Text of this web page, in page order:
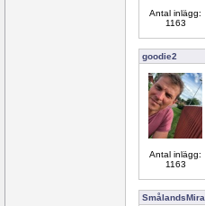
Antal inlägg:
1163
goodie2
Antal inlägg:
1163
SmålandsMira